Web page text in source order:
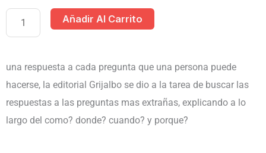
BÁSICA
JUVENIL
Añadir Al Carrito
una respuesta a cada pregunta que una persona puede
hacerse, la editorial Grijalbo se dio a la tarea de buscar las
respuestas a las preguntas mas extrañas, explicando a lo
largo del como? donde? cuando? y porque?